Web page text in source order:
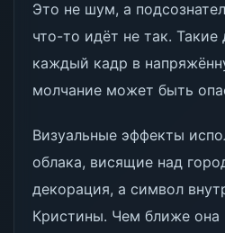
Это не шум, а
что-то идёт не так.
каждый кадр в
молчание может быть
Визуальные эффекты
облака, висящие над
декорация, а символ
Кристины. Чем ближе она